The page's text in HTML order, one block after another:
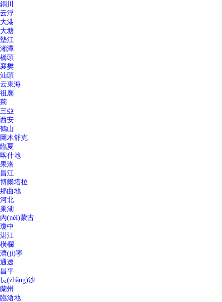
銅川
云浮
大港
大塘
墊江
湘潭
橋頭
襄樊
汕頭
云東海
祖廟
荊
三亞
西安
鶴山
圖木舒克
臨夏
喀什地
果洛
昌江
博爾塔拉
那曲地
河北
巢湖
內(nèi)蒙古
瓊中
湛江
橫欄
濟(jì)寧
通遼
昌平
長(zhǎng)沙
蘭州
臨滄地